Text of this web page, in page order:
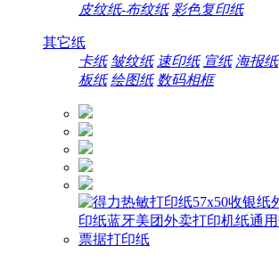
皮纹纸-布纹纸 彩色复印纸
其它纸
卡纸 皱纹纸 速印纸 宣纸 海报纸
板纸 绘图纸 数码相框